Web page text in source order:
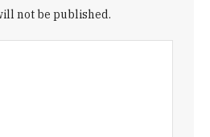
not be published.